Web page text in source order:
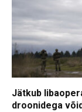
Jätkub
droonidega